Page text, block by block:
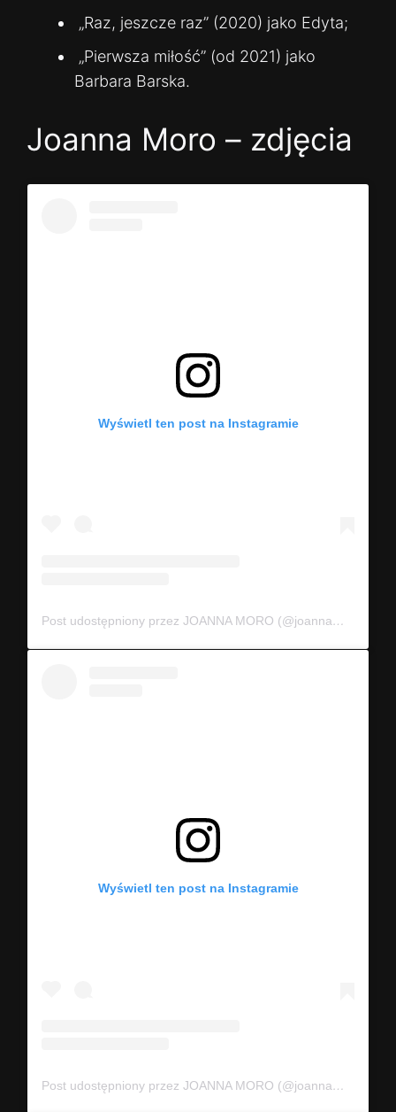
„Raz, jeszcze raz” (2020) jako Edyta;
„Pierwsza miłość” (od 2021) jako
Barbara Barska.
Joanna Moro – zdjęcia
Wyświetl ten post na Instagramie
Post udostępniony przez JOANNA MORO (@joannamoro.official)
Wyświetl ten post na Instagramie
Post udostępniony przez JOANNA MORO (@joannamoro.official)